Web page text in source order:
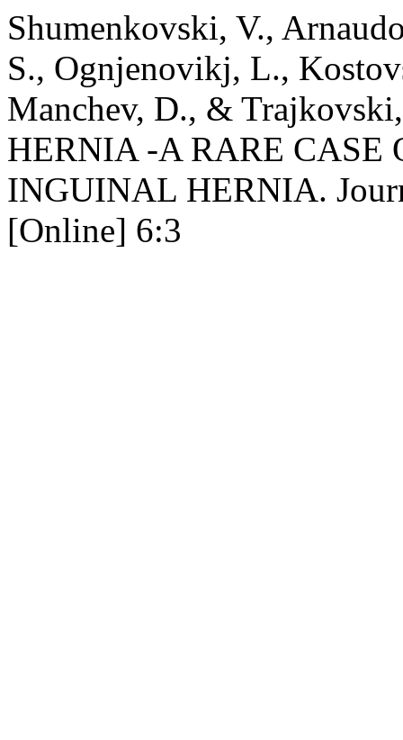
Shumenkovski, V.,
S., Ognjenovikj, L.,
Manchev, D., &
HERNIA -A RARE CASE
INGUINAL HERNIA.
[Online] 6:3